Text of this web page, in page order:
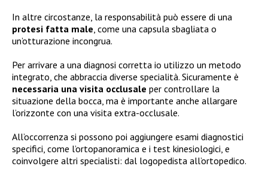
In altre circostanze, la responsabilità può essere di una
protesi fatta male, come una capsula sbagliata o
un’otturazione incongrua.
Per arrivare a una diagnosi corretta io utilizzo un metodo
integrato, che abbraccia diverse specialità. Sicuramente è
necessaria una visita occlusale per controllare la
situazione della bocca, ma è importante anche allargare
l’orizzonte con una visita extra-occlusale.
All’occorrenza si possono poi aggiungere esami diagnostici
specifici, come l’ortopanoramica e i test kinesiologici, e
coinvolgere altri specialisti: dal logopedista all’ortopedico.